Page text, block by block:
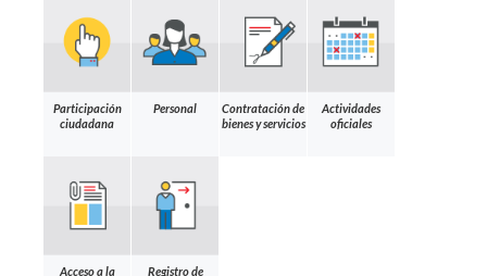
Participación
ciudadana
Personal
Contratación de
bienes y servicios
Actividades
oficiales
Acceso a la
Registro de